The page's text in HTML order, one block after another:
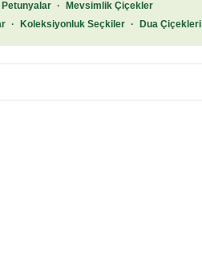
Petunyalar ·
Mevsimlik Çiçekler
· Koleksiyonluk Seçkiler · Dua Çiçekleri